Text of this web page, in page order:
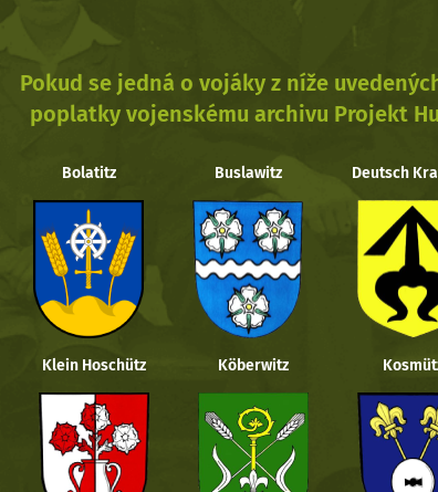
Pokud se jedná o vojáky z níže
poplatky vojenskému archivu Projekt
Bolatitz Buslawitz Deutsch
Klein Hoschütz Köberwitz